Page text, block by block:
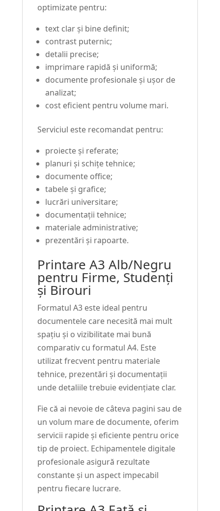
optimizate pentru:
text clar și bine definit;
contrast puternic;
detalii precise;
imprimare rapidă și uniformă;
documente profesionale și ușor de
analizat;
cost eficient pentru volume mari.
Serviciul este recomandat pentru:
proiecte și referate;
planuri și schițe tehnice;
documente office;
tabele și grafice;
lucrări universitare;
documentații tehnice;
materiale administrative;
prezentări și rapoarte.
Printare A3 Alb/Negru
pentru Firme, Studenți
și Birouri
Formatul A3 este ideal pentru
documentele care necesită mai mult
spațiu și o vizibilitate mai bună
comparativ cu formatul A4. Este
utilizat frecvent pentru materiale
tehnice, prezentări și documentații
unde detaliile trebuie evidențiate clar.
Fie că ai nevoie de câteva pagini sau de
un volum mare de documente, oferim
servicii rapide și eficiente pentru orice
tip de proiect. Echipamentele digitale
profesionale asigură rezultate
constante și un aspect impecabil
pentru fiecare lucrare.